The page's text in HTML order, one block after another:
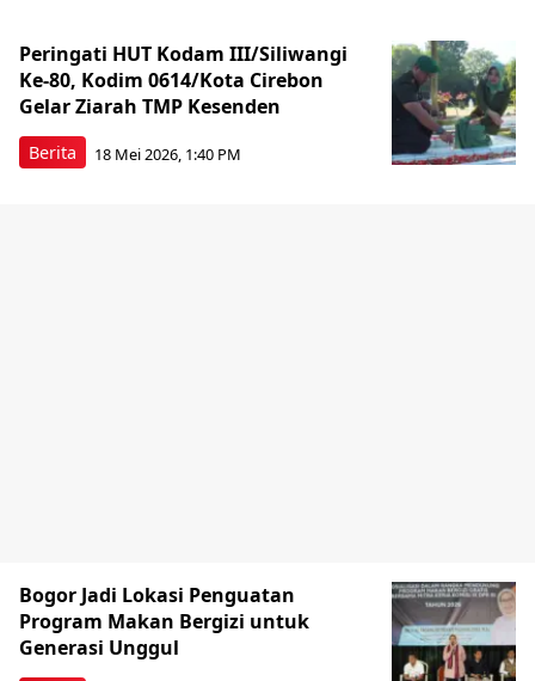
Berita
Peringati HUT Kodam III/Siliwangi
Ke-80, Kodim 0614/Kota Cirebon
Gelar Ziarah TMP Kesenden
18 Mei 2026, 1:40 PM
Bogor Jadi Lokasi Penguatan
Program Makan Bergizi untuk
Generasi Unggul